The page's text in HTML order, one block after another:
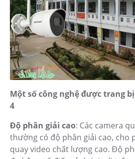
Một số công nghệ được trang
4
Độ phân giải cao: Các camera
thường có độ phân giải cao, cho
quay video chất lượng cao. Độ